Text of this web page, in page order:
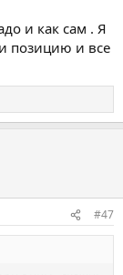
и как сам . Я
позицию и все
#47